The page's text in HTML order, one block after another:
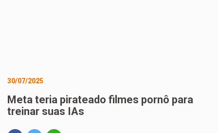
30/07/2025
Meta teria pirateado filmes pornô para
treinar suas IAs